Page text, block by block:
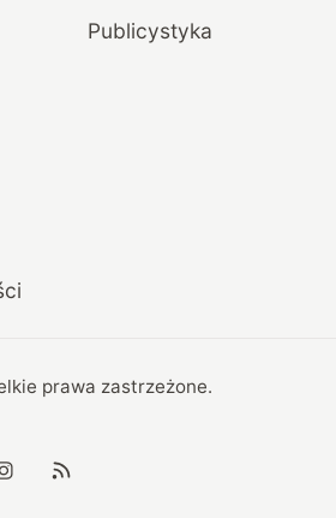
Publicystyka
prawa zastrzeżone.